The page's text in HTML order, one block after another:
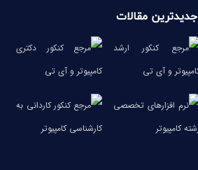
جدیدترین مقالات